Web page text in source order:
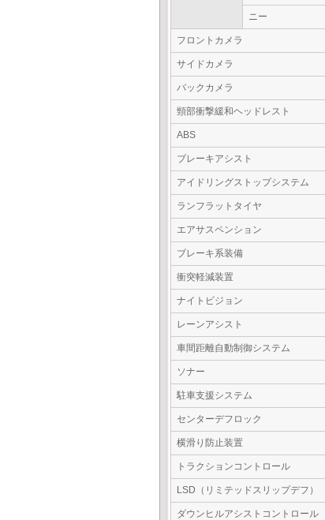
ニー
フロントカメラ
サイドカメラ
バックカメラ
頸部衝撃緩和ヘッドレスト
ABS
ブレーキアシスト
アイドリングストップシステム
ランフラットタイヤ
エアサスペンション
ブレーキ系装備
衝突軽減装置
ナイトビジョン
レーンアシスト
車間距離自動制御システム
ソナー
駐車支援システム
センターデフロック
横滑り防止装置
トラクションコントロール
LSD（リミテッドスリップデフ）
ダウンヒルアシストコントロール